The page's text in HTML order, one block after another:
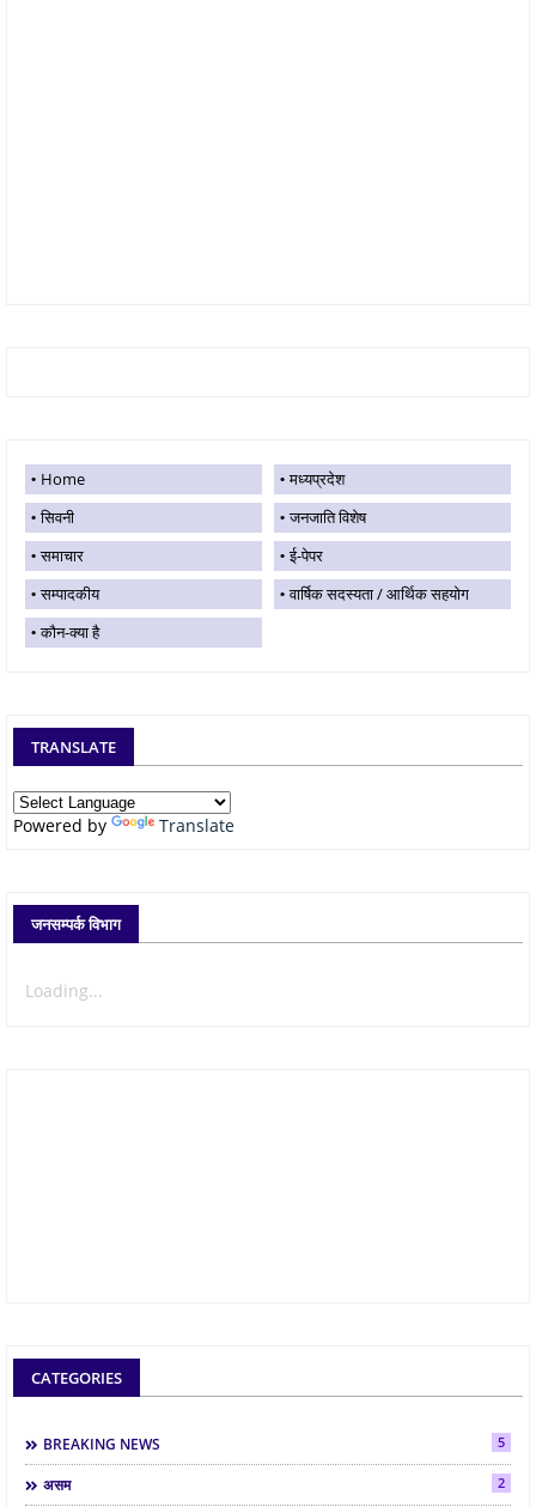
Home
मध्यप्रदेश
सिवनी
जनजाति विशेष
समाचार
ई-पेपर
सम्पादकीय
वार्षिक सदस्यता / आर्थिक सहयोग
कौन-क्या है
TRANSLATE
Powered by Translate
जनसम्पर्क विभाग
Loading...
CATEGORIES
BREAKING NEWS 5
असम 2